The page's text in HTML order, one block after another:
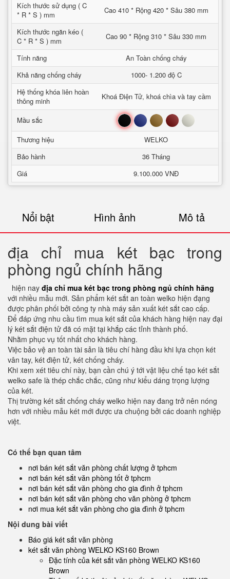
Kích thước sử dụng ( C
* R * S ) mm
Cao 410 * Rộng 420 * Sâu 380 mm
Kích thước ngăn kéo (
C * R * S ) mm
Cao 90 * Rộng 310 * Sâu 330 mm
Tính năng
An Toàn chống cháy
Khả năng chống cháy
1000- 1.200 độ C
Hệ thống khóa liên hoàn
thông minh
Khoá Điện Tử, khoá chìa và tay cầm
Mầu sắc Đen Xanh Nâu Đỏ Trắng
Thương hiệu
WELKO
Bảo hành
36 Tháng
Giá
9.100.000 VNĐ
Nổi bật Hình ảnh Mô tả
địa chỉ mua két bạc trong
phòng ngủ chính hãng
hiện nay địa chỉ mua két bạc trong phòng ngủ chính hãng
với nhiều mẫu mới. Sản phẩm két sắt an toàn welko hiện đạng
được phân phối bởi công ty nhà máy sản xuất két sắt cao cấp.
Để đáp ứng nhu cầu tìm mua két sắt của khách hàng hiện nay đại
lý két sắt điện tử đã có mặt tại khắp các tỉnh thành phố.
Nhằm phục vụ tốt nhất cho khách hàng.
Việc bảo vệ an toàn tài sản là tiêu chí hàng đầu khi lựa chọn két
vân tay, két điện tử, két chống cháy.
Khi xem xét tiêu chí này, bạn cần chú ý tới vật liệu chế tạo két sắt
welko safe là thép chắc chắc, cũng như kiểu dáng trọng lượng
của két.
Thị trường két sắt chống cháy welko hiện nay đang trở nên nóng
hơn với nhiều mẫu két mới được ưa chuộng bởi các doanh nghiệp
việt.
Có thể bạn quan tâm
nơi bán két sắt văn phòng chất lượng ở tphcm
nơi bán két sắt văn phòng tốt ở tphcm
nơi bán két sắt văn phòng cho gia đình ở tphcm
nơi bán két sắt văn phòng cho văn phòng ở tphcm
nơi mua két sắt văn phòng cho gia đình ở tphcm
Nội dung bài viết
Báo giá két sắt văn phòng
két sắt văn phòng WELKO KS160 Brown
Đặc tính của két sắt văn phòng WELKO KS160
Brown